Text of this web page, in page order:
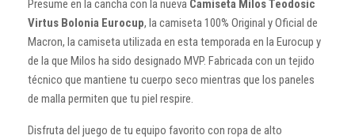
Presume en la cancha con la nueva Camiseta Milos Teodosic
Virtus Bolonia Eurocup, la camiseta 100% Original y Oficial de
Macron, la camiseta utilizada en esta temporada en la Eurocup y
de la que Milos ha sido designado MVP. Fabricada con un tejido
técnico que mantiene tu cuerpo seco mientras que los paneles
de malla permiten que tu piel respire.
Disfruta del juego de tu equipo favorito con ropa de alto